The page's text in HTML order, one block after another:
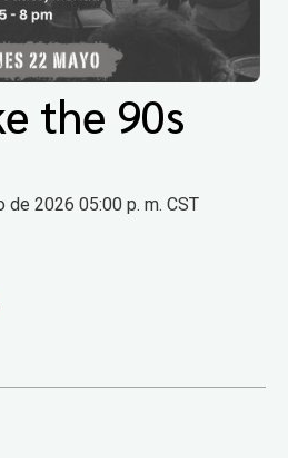
the 90s
de 2026 05:00 p. m. CST